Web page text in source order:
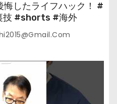
悔したライフハック！ #
技 #shorts #海外